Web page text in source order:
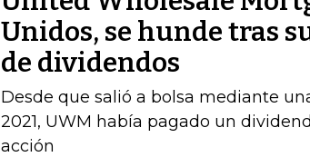
Unidos, se hunde tras
de dividendos
Desde que salió a bolsa mediante
2021, UWM había pagado un
acción